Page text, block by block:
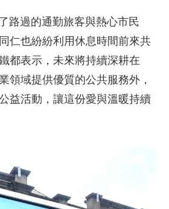
過的通勤旅客與熱心市民
仁也紛紛利用休息時間前來共
都表示，未來將持續深耕在
領域提供優質的公共服務外，
益活動，讓這份愛與溫暖持續